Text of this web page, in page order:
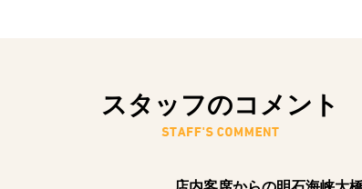
スタッフのコメント